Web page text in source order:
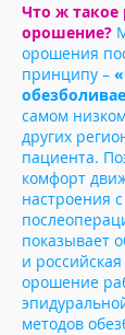
Что ж такое
орошение?
орошения
принципу –
самом
других
пациента.
комфорт
настроения
показывает
и
орошение
методов